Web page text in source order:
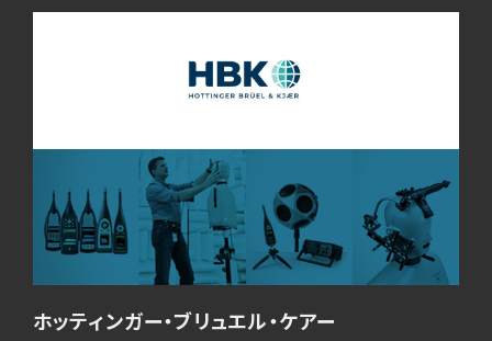
ホッティンガー・ブリュエル・ケアー